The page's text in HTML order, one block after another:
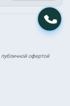
офертой